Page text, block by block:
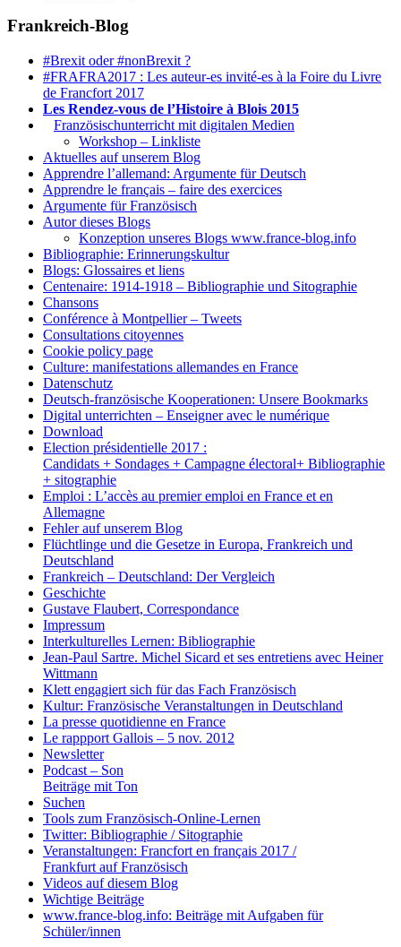
Frankreich-Blog
#Brexit oder #nonBrexit ?
#FRAFRA2017 : Les auteur-es invité-es à la Foire du Livre
de Francfort 2017
Les Rendez-vous de l’Histoire à Blois 2015
Französischunterricht mit digitalen Medien
Workshop – Linkliste
Aktuelles auf unserem Blog
Apprendre l’allemand: Argumente für Deutsch
Apprendre le français – faire des exercices
Argumente für Französisch
Autor dieses Blogs
Konzeption unseres Blogs www.france-blog.info
Bibliographie: Erinnerungskultur
Blogs: Glossaires et liens
Centenaire: 1914-1918 – Bibliographie und Sitographie
Chansons
Conférence à Montpellier – Tweets
Consultations citoyennes
Cookie policy page
Culture: manifestations allemandes en France
Datenschutz
Deutsch-französische Kooperationen: Unsere Bookmarks
Digital unterrichten – Enseigner avec le numérique
Download
Election présidentielle 2017 :
Candidats + Sondages + Campagne électoral+ Bibliographie
+ sitographie
Emploi : L’accès au premier emploi en France et en
Allemagne
Fehler auf unserem Blog
Flüchtlinge und die Gesetze in Europa, Frankreich und
Deutschland
Frankreich – Deutschland: Der Vergleich
Geschichte
Gustave Flaubert, Correspondance
Impressum
Interkulturelles Lernen: Bibliographie
Jean-Paul Sartre. Michel Sicard et ses entretiens avec Heiner
Wittmann
Klett engagiert sich für das Fach Französisch
Kultur: Französische Veranstaltungen in Deutschland
La presse quotidienne en France
Le rappport Gallois – 5 nov. 2012
Newsletter
Podcast – Son
Beiträge mit Ton
Suchen
Tools zum Französisch-Online-Lernen
Twitter: Bibliographie / Sitographie
Veranstaltungen: Francfort en français 2017 /
Frankfurt auf Französisch
Videos auf diesem Blog
Wichtige Beiträge
www.france-blog.info: Beiträge mit Aufgaben für
Schüler/innen